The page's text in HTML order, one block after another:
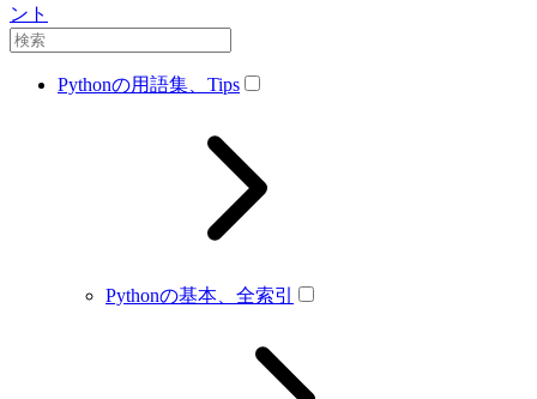
ント
Pythonの用語集、Tips
Pythonの基本、全索引